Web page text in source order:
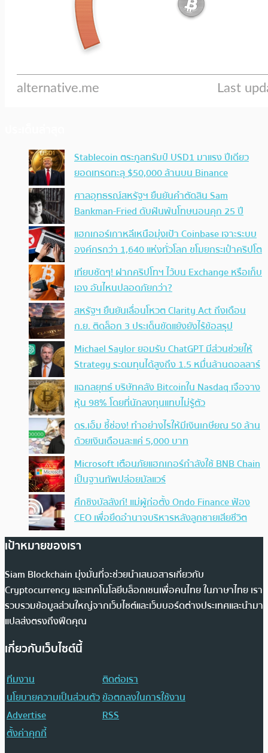
Stablecoin ตระกูลทรัมป์ USD1 มาแรง ปีเดียว
ยอดเทรดทะลุ $50,000 ล้านบน Binance
ศาลอุทธรณ์สหรัฐฯ ยืนยันคำตัดสิน Sam
Bankman-Fried ดับฝันพ้นโทษนอนคุก 25 ปี
แฮกเกอร์เกาหลีเหนือมุ่งเป้า Coinbase เจาะระบบ
องค์กรกว่า 1,640 แห่งทั่วโลก ขโมยกระเป๋าคริปโต
เทียบชัดๆ! ฝากคริปโทฯ ไว้บน Exchange หรือเก็บ
เอง อันไหนปลอดภัยกว่า?
สหรัฐฯ ยืนยันเลื่อนโหวต Clarity Act ถึงเดือน
ก.ย. ติดล็อก 3 ประเด็นขัดแย้งยังไร้ข้อสรุป
Michael Saylor ยอมรับ ChatGPT มีส่วนช่วยให้
Strategy ระดมทุนได้สูงถึง 1.5 หมื่นล้านดอลลาร์
แฉกลยุทธ์ บริษัทคลัง Bitcoinใน Nasdaq เจือจาง
หุ้น 98% โดยที่นักลงทุนแทบไม่รู้ตัว
ดร.เอ็ม ชี้ช่อง! ทำอย่างไรให้มีเงินเกษียณ 50 ล้าน
ด้วยเงินเดือนละแค่ 5,000 บาท
Microsoft เตือนภัยแฮกเกอร์กำลังใช้ BNB Chain
เป็นฐานทัพปล่อยมัลแวร์
ศึกชิงบัลลังก์! แม่ผู้ก่อตั้ง Ondo Finance ฟ้อง
CEO เพื่อยึดอำนาจบริหารหลังลูกชายเสียชีวิต
เป้าหมายของเรา
Siam Blockchain มุ่งมั่นที่จะช่วยนำเสนอสารเกี่ยวกับ
Cryptocurrency และเทคโนโลยีบล็อกเชนเพื่อคนไทย ในภาษาไทย เรา
รวบรวมข้อมูลส่วนใหญ่จากเว็บไซต์และเว็บบอร์ดต่างประเทศและนำมา
แปลส่งตรงถึงฟีดคุณ
เกี่ยวกับเว็บไซต์นี้
ทีมงาน
ติดต่อเรา
นโยบายความเป็นส่วนตัวข้อตกลงในการใช้งาน
Advertise
RSS
ตั้งค่าคุกกี้